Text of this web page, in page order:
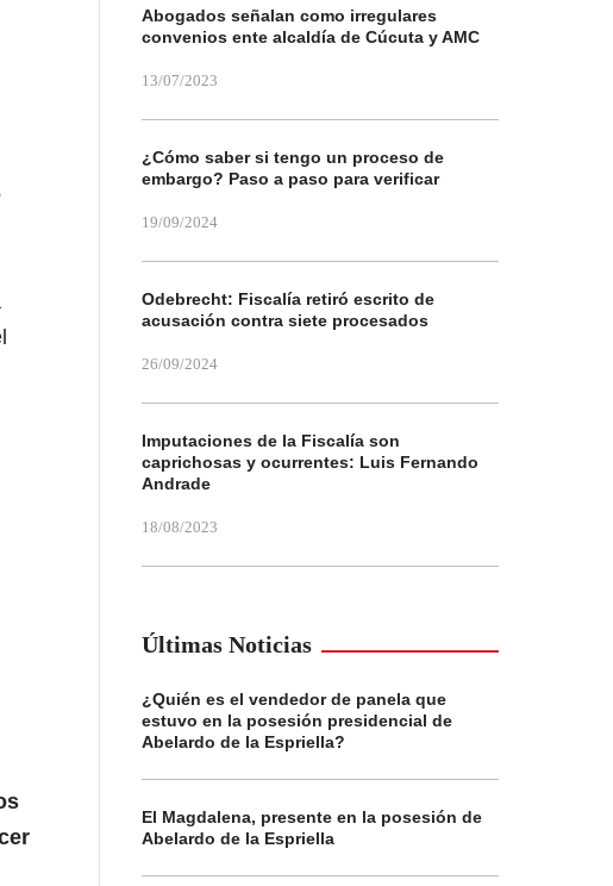
Abogados señalan como irregulares
convenios ente alcaldía de Cúcuta y AMC
13/07/2023
¿Cómo saber si tengo un proceso de
embargo? Paso a paso para verificar
19/09/2024
Odebrecht: Fiscalía retiró escrito de
acusación contra siete procesados
26/09/2024
Imputaciones de la Fiscalía son
caprichosas y ocurrentes: Luis Fernando
Andrade
18/08/2023
Últimas Noticias
¿Quién es el vendedor de panela que
estuvo en la posesión presidencial de
Abelardo de la Espriella?
El Magdalena, presente en la posesión de
Abelardo de la Espriella